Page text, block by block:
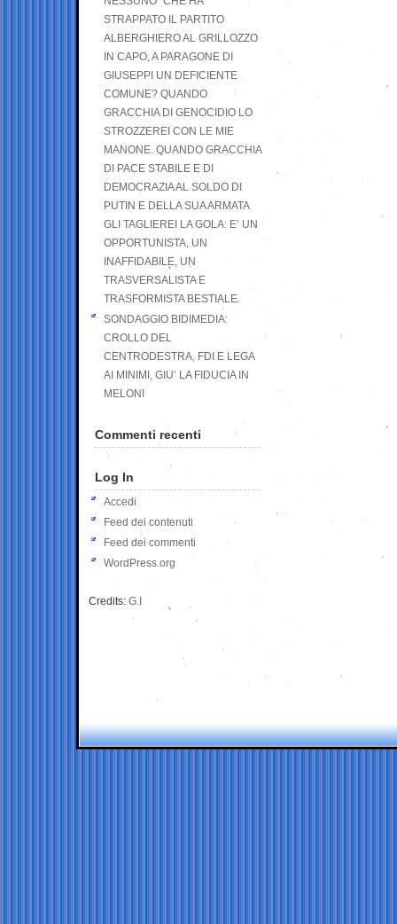
STRAPPATO IL PARTITO
ALBERGHIERO AL GRILLOZZO
IN CAPO, A PARAGONE DI
GIUSEPPI UN DEFICIENTE
COMUNE? QUANDO
GRACCHIA DI GENOCIDIO LO
STROZZEREI CON LE MIE
MANONE. QUANDO GRACCHIA
DI PACE STABILE E DI
DEMOCRAZIA AL SOLDO DI
PUTIN E DELLA SUA ARMATA
GLI TAGLIEREI LA GOLA: E’ UN
OPPORTUNISTA, UN
INAFFIDABILE, UN
TRASVERSALISTA E
TRASFORMISTA BESTIALE.
SONDAGGIO BIDIMEDIA:
CROLLO DEL
CENTRODESTRA, FDI E LEGA
AI MINIMI, GIU’ LA FIDUCIA IN
MELONI
Commenti recenti
Log In
Accedi
Feed dei contenuti
Feed dei commenti
WordPress.org
Credits: G.I